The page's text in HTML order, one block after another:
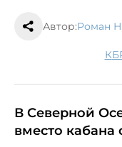
Автор:Роман
В Северной
вместо кабана